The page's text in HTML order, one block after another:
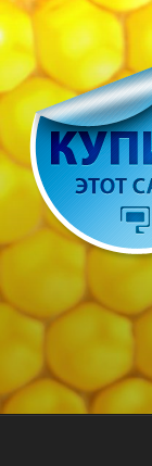
Перейти
к
содержимому